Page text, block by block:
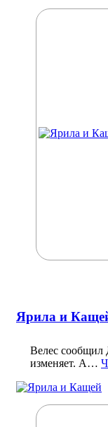
Ярила и
Велес сообщил
изменяет. А…